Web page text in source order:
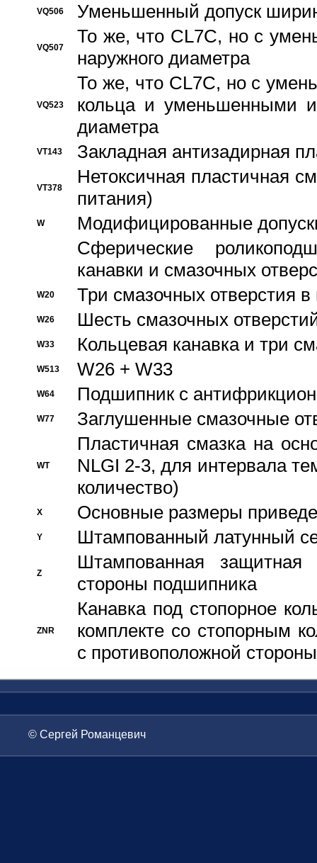
VQ506 Уменьшенный допуск
VQ507
То же, что CL7C, но с
наружного диаметра
VQ523
То же, что CL7C, но с
кольца и уменьшенными
диаметра
VT143 Закладная антизадирная
VT378
Нетоксичная пластичная
питания)
W
Модифицированные
Сферические
канавки и смазочных
W20 Три смазочных отверстия
W26 Шесть смазочных
W33 Кольцевая канавка и три
W513 W26 + W33
W64 Подшипник с
W77 Заглушенные смазочные
WT
Пластичная смазка на
NLGI 2-3, для интервала
количество)
X Основные размеры
Y Штампованный латунный
Z
Штампованная
стороны подшипника
ZNR
Канавка под стопорное
комплекте со стопорным
с противоположной стороны
© Сергей Романцевич